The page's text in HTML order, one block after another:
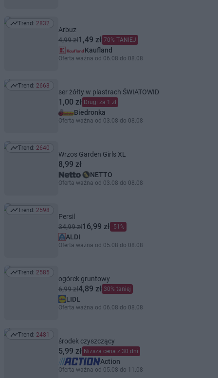
Trend: 2832
Trend: 2832
Arbuz
4,99 zł1,49 zł 70% TANIEJ
Kaufland
Oferta ważna od 06.08 do 08.08
Trend: 2663
Trend: 2663
ser żółty w plastrach ŚWIATOWID
1,00 zł Drugi za 1 zł
Biedronka
Oferta ważna od 03.08 do 08.08
Trend: 2640
Trend: 2640
Wrzos Garden Girls XL
8,99 zł
NETTO
Oferta ważna od 03.08 do 08.08
Trend: 2598
Trend: 2598
Persil
34,99 zł16,99 zł -51%
ALDI
Oferta ważna od 05.08 do 08.08
Trend: 2585
Trend: 2585
ogórek gruntowy
6,99 zł4,89 zł 30% taniej
LIDL
Oferta ważna od 06.08 do 08.08
Trend: 2481
Trend: 2481
środek czyszczący
5,99 zł Niższa cena z 30 dni
Action
Oferta ważna od 05.08 do 11.08